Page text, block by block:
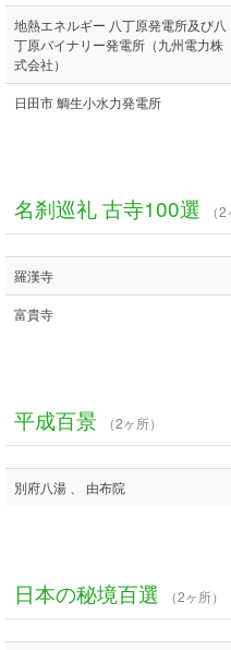
地熱エネルギー 八丁原発電所及び八
丁原バイナリー発電所（九州電力株
式会社）
日田市 鯛生小水力発電所
名刹巡礼 古寺100選 （
羅漢寺
富貴寺
平成百景 （2ヶ所）
別府八湯 、 由布院
日本の秘境百選 （2ヶ所）